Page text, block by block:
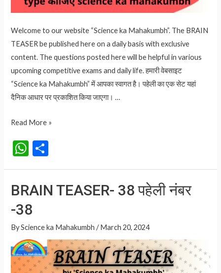
Welcome to our website “Science ka Mahakumbh”. The BRAIN
TEASER be published here on a daily basis with exclusive
content. The questions posted here will be helpful in various
upcoming competitive exams and daily life. हमारी वेबसाइट
“Science ka Mahakumbh” में आपका स्वागत है। पहेली का एक सेट यहां
दैनिक आधार पर प्रकाशित किया जाएगा। …
BRAIN
39
-39
Read More »
W
h
at
s
A
p
p
h
ar
e
BRAIN TEASER- 38 पहेली नंबर
-38
ByScience ka Mahakumbh /March 20, 2024